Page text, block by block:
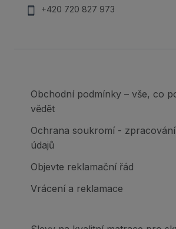
+420 720 827 973
Obchodní podmínky – vše, co
vědět
Ochrana soukromí -
údajů
Objevte reklamační řád
Vrácení a reklamace